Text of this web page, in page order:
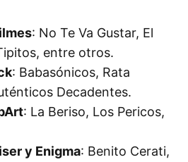
: No Te Va Gustar, El
entre otros.
: Babasónicos, Rata
Decadentes.
: La Beriso, Los Pericos,
y Enigma: Benito Cerati,